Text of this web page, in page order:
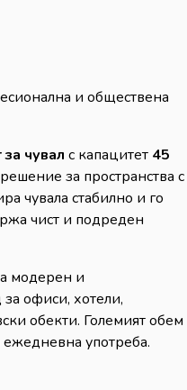
и обществена
чувал с капацитет 45
за пространства с
чувала стабилно и го
чист и подреден
модерен и
офиси, хотели,
обекти. Големият обем
употреба.